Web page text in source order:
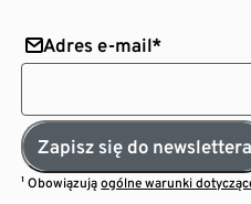
Adres e-mail*
Zapisz się do newslettera
¹ Obowiązująogólne warunki